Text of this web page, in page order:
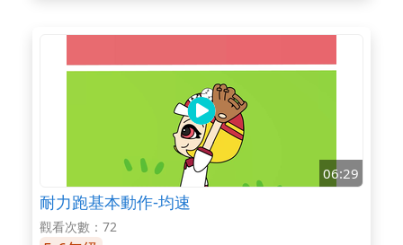
06:29
耐力跑基本動作-均速
觀看次數：72